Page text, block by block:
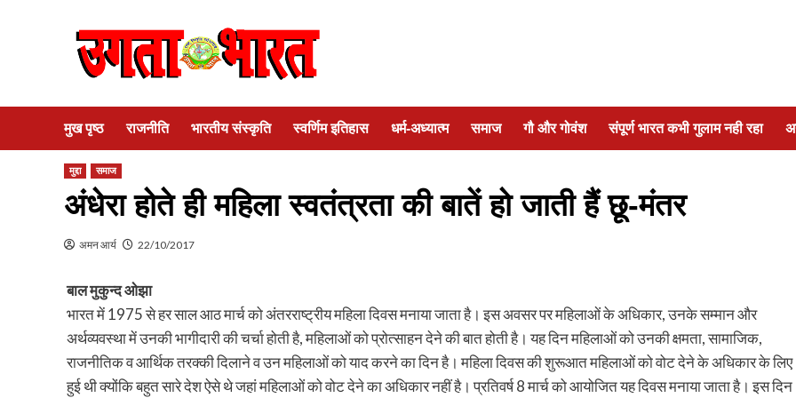
मुख पृष्ठ राजनीति भारतीय संस्कृति स्वर्णिम इतिहास धर्म-अध्यात्म समाज गौ और गोवंश संपूर्ण भारत कभी गुलाम नही रहा
मुद्दा समाज
अंधेरा होते ही महिला स्वतंत्रता की बातें हो जाती हैं छू-मंतर
अमन आर्य 22/10/2017
बाल मुकुन्द ओझा
भारत में 1975 से हर साल आठ मार्च को अंतरराष्ट्रीय महिला दिवस मनाया जाता है। इस अवसर पर महिलाओं के अधिकार, उनके सम्मान और
अर्थव्यवस्था में उनकी भागीदारी की चर्चा होती है, महिलाओं को प्रोत्साहन देने की बात होती है। यह दिन महिलाओं को उनकी क्षमता, सामाजिक,
राजनीतिक व आर्थिक तरक्की दिलाने व उन महिलाओं को याद करने का दिन है। महिला दिवस की शुरूआत महिलाओं को वोट देने के अधिकार के लिए
हुई थी क्योंकि बहुत सारे देश ऐसे थे जहां महिलाओं को वोट देने का अधिकार नहीं है। प्रतिवर्ष 8 मार्च को आयोजित यह दिवस मनाया जाता है। इस दिन